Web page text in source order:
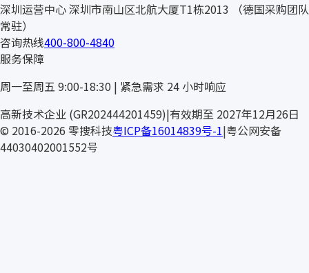
深圳运营中心深圳市南山区北航大厦T1栋2013
（德国采购团队
常驻）
咨询热线400-800-4840
服务保障
周一至周五 9:00-18:30 | 紧急需求 24 小时响应
高新技术企业 (GR202444201459)|有效期至 2027年12月26日
© 2016-2026 零搜科技粤ICP备16014839号-1|粤公网安备
44030402001552号